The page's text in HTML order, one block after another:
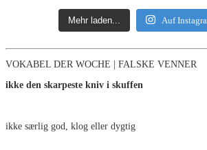
Mehr laden... Auf
VOKABEL DER WOCHE | FALSKE VENNER
ikke den skarpeste kniv i skuffen
ikke særlig god, klog eller dygtig